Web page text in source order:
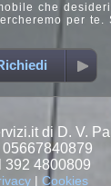
che
per te.
di D. V.
05667840879
392 4800809
| Cookies